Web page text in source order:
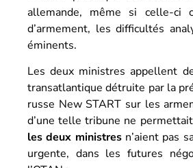
allemande, même si celle-ci
d’armement, les difficultés
éminents.
Les deux ministres appellent
transatlantique détruite par la
russe New START sur les
d’une telle tribune ne
les deux ministresn’aient pas
urgente, dans les futures